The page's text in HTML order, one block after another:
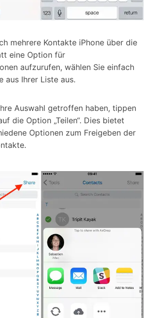
mehrere Kontakte iPhone über die
eine Option für
aufzurufen, wählen Sie einfach
aus Ihrer Liste aus.
Auswahl getroffen haben, tippen
die Option „Teilen“. Dies bietet
Optionen zum Freigeben der